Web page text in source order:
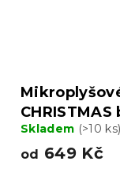
Skladem (>10 ks)
od 649 Kč